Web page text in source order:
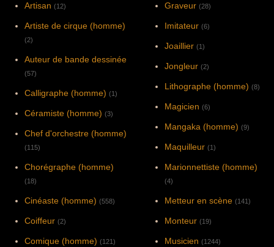
Artisan (12)
Artiste de cirque (homme)
(2)
Auteur de bande dessinée
(57)
Calligraphe (homme) (1)
Céramiste (homme) (3)
Chef d'orchestre (homme)
(115)
Chorégraphe (homme)
(18)
Cinéaste (homme) (558)
Coiffeur (2)
Comique (homme) (121)
Graveur (28)
Imitateur (6)
Joaillier (1)
Jongleur (2)
Lithographe (homme) (8)
Magicien (6)
Mangaka (homme) (9)
Maquilleur (1)
Marionnettiste (homme)
(4)
Metteur en scène (141)
Monteur (19)
Musicien (1244)